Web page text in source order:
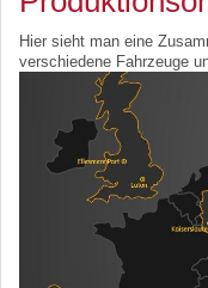
Hier sieht man eine
verschiedene Fahrzeuge